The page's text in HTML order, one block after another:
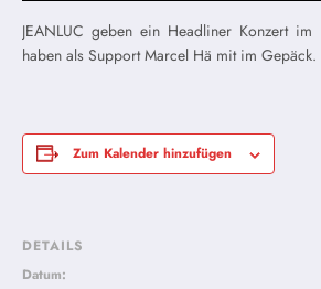
JEANLUC geben ein Headliner Konzert im
haben als Support Marcel Hä mit im Gepäck.
Zum Kalender hinzufügen
DETAILS
Datum: